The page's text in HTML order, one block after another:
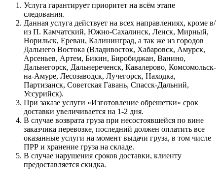
Услуга гарантирует приоритет на всём этапе
следования.
Данная услуга действует на всех направлениях, кроме в/
из П. Камчатский, Южно-Сахалинск, Ленск, Мирный,
Норильск, Ереван, Калининград, а так же из городов
Дальнего Востока (Владивосток, Хабаровск, Амурск,
Арсеньев, Артем, Бикин, Биробиджан, Ванино,
Дальнегорск, Дальнереченск, Кавалерово, Комсомольск-
на-Амуре, Лесозаводск, Лучегорск, Находка,
Партизанск, Советская Гавань, Спасск-Дальний,
Уссурийск).
При заказе услуги «Изготовление обрешетки» срок
доставки увеличивается на 1-2 дня.
В случае возврата груза при несостоявшейся по вине
заказчика перевозке, последний должен оплатить все
оказанные услуги на момент выдачи груза, в том числе
ПРР и хранение груза на складе.
В случае нарушения сроков доставки, клиенту
предоставляется скидка.